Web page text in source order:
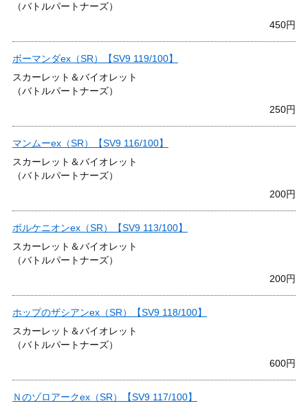
（バトルパートナーズ）
450円
ボーマンダex（SR）【SV9 119/100】
スカーレット＆バイオレット
（バトルパートナーズ）
250円
マンムーex（SR）【SV9 116/100】
スカーレット＆バイオレット
（バトルパートナーズ）
200円
ボルケニオンex（SR）【SV9 113/100】
スカーレット＆バイオレット
（バトルパートナーズ）
200円
ホップのザシアンex（SR）【SV9 118/100】
スカーレット＆バイオレット
（バトルパートナーズ）
600円
Ｎのゾロアークex（SR）【SV9 117/100】